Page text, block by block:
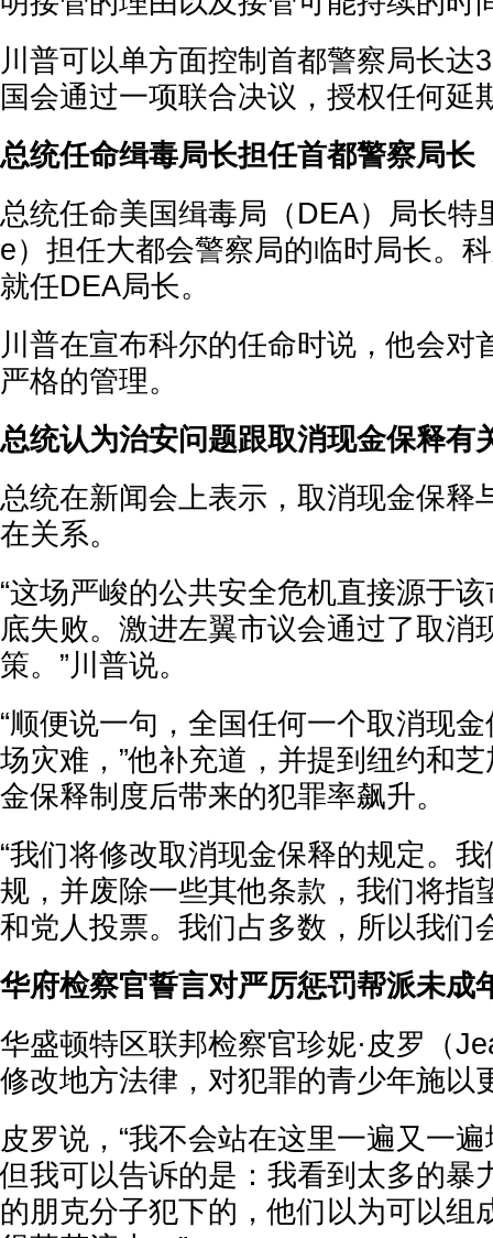
川普可以单方面控制首都警察局长达
国会通过一项联合决议，授权任何延
总统任命缉毒局长担任首都警察局长
总统任命美国缉毒局（DEA）局长特
e）担任大都会警察局的临时局长。
就任DEA局长。
川普在宣布科尔的任命时说，他会对
严格的管理。
总统认为治安问题跟取消现金保释有
总统在新闻会上表示，取消现金保释
在关系。
“这场严峻的公共安全危机直接源于
底失败。激进左翼市议会通过了取消
策。”川普说。
“顺便说一句，全国任何一个取消现
场灾难，”他补充道，并提到纽约和
金保释制度后带来的犯罪率飙升。
“我们将修改取消现金保释的规定。
规，并废除一些其他条款，我们将指
和党人投票。我们占多数，所以我们
华府检察官誓言对严厉惩罚帮派未成
华盛顿特区联邦检察官珍妮·皮罗（
修改地方法律，对犯罪的青少年施以
皮罗说，“我不会站在这里一遍又一
但我可以告诉的是：我看到太多的暴
的朋克分子犯下的，他们以为可以组